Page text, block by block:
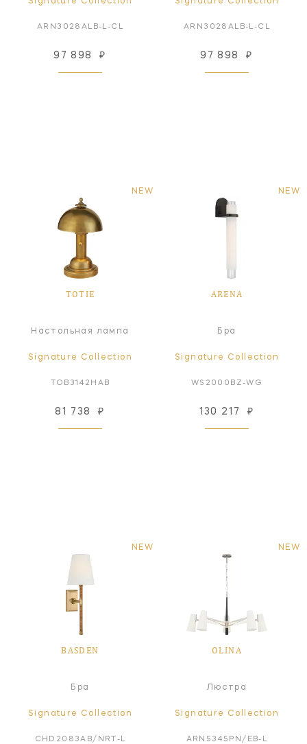
ARN3028ALB-L-CL
97 898 ₽
ARN3028ALB-L-CL
97 898 ₽
NEW
TOTIE
Настольная лампа
Signature Collection
TOB3142HAB
81 738 ₽
NEW
ARENA
Бра
Signature Collection
WS2000BZ-WG
130 217 ₽
NEW
BASDEN
Бра
Signature Collection
CHD2083AB/NRT-L
NEW
OLINA
Люстра
Signature Collection
ARN5345PN/EB-L